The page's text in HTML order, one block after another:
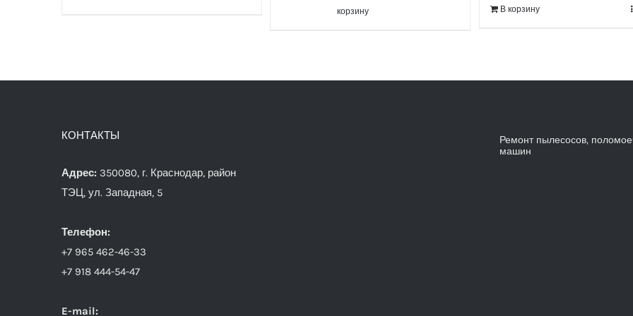
корзину
В корзину
КОНТАКТЫ
Адрес: 350080, г. Краснодар, район
ТЭЦ, ул. Западная, 5
Телефон:
+7 965 462-46-33
+7 918 444-54-47
E-mail:
Ремонт пылесосов,
машин